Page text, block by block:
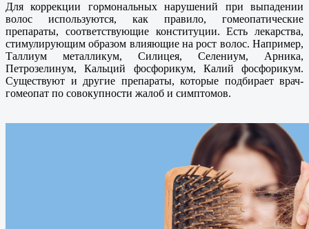
Для коррекции гормональных нарушений при выпадении
волос используются, как правило, гомеопатические
препараты, соответствующие конституции. Есть лекарства,
стимулирующим образом влияющие на рост волос. Например,
Таллиум металликум, Силицея, Селениум, Арника,
Петрозелинум, Кальций фосфорикум, Калий фосфорикум.
Существуют и другие препараты, которые подбирает врач-
гомеопат по совокупности жалоб и симптомов.